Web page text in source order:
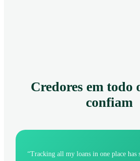
Credores em todo
confiam
“Tracking all my loans in one place has